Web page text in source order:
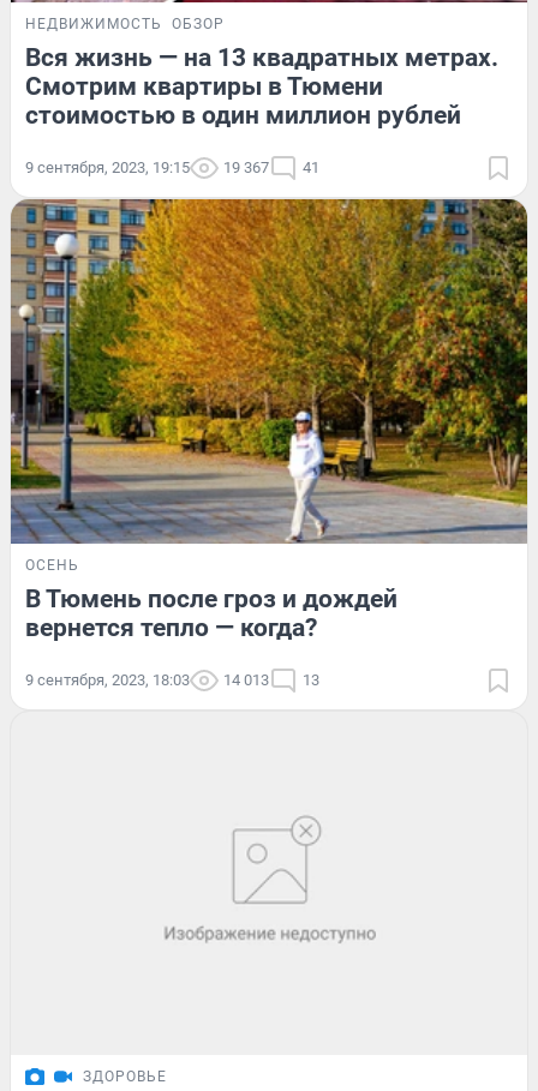
НЕДВИЖИМОСТЬ ОБЗОР
Вся жизнь — на 13 квадратных метрах.
Смотрим квартиры в Тюмени
стоимостью в один миллион рублей
9 сентября, 2023, 19:15 19 367 41
ОСЕНЬ
В Тюмень после гроз и дождей
вернется тепло — когда?
9 сентября, 2023, 18:03 14 013 13
ЗДОРОВЬЕ